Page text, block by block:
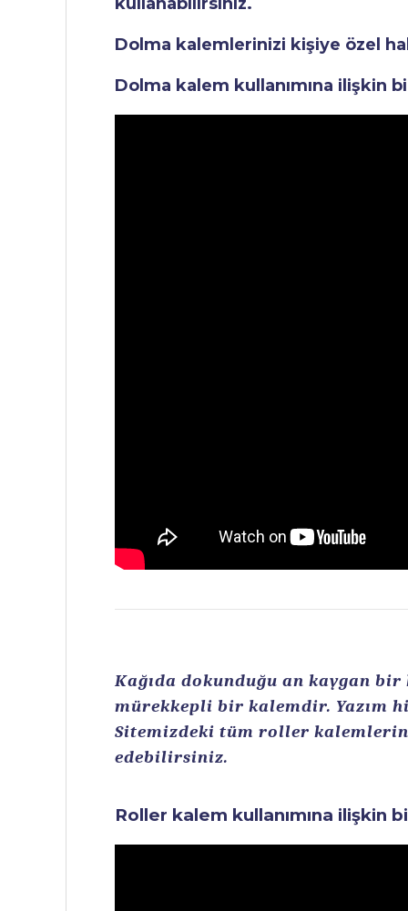
Dolma kalemlerinizi kişiye özel
Dolma kalem kullanımına ilişkin
Kağıda dokunduğu an kaygan
mürekkepli bir kalemdir. Yazım
Sitemizdeki tüm roller
edebilirsiniz.
Roller kalem kullanımına ilişkin